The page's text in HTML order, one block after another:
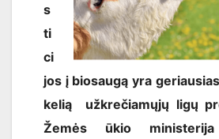
s
ti
ci
jos į biosaugą yra
kelią užkrečiamųjų ligų
Žemės ūkio